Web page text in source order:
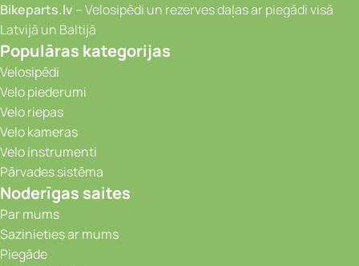
Bikeparts.lv – Velosipēdi un rezerves daļas ar piegādi visā
Latvijā un Baltijā
Populāras kategorijas
Velosipēdi
Velo piederumi
Velo riepas
Velo kameras
Velo instrumenti
Pārvades sistēma
Noderīgas saites
Par mums
Sazinieties ar mums
Piegāde